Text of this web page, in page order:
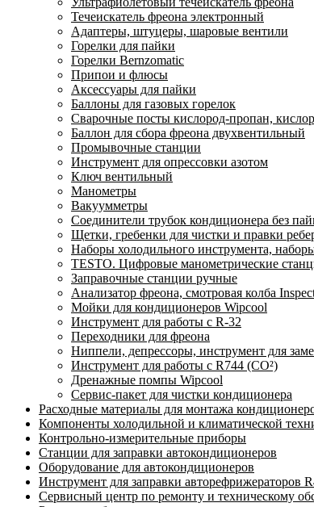
Течеискатель фреона электронный
Адаптеры, штуцеры, шаровые вентили
Горелки для пайки
Горелки Bernzomatic
Припои и флюсы
Аксессуары для пайки
Баллоны для газовых горелок
Сварочные посты кислород-пропан,
Баллон для сбора фреона двухвентильный
Промывочные станции
Инструмент для опрессовки азотом
Ключ вентильный
Манометры
Вакуумметры
Соединители трубок кондиционера без
Щетки, гребенки для чистки и правки
Наборы холодильного инструмента,
TESTO. Цифровые манометрические
Заправочные станции ручные
Анализатор фреона, смотровая колба
Мойки для кондиционеров Wipcool
Инструмент для работы с R-32
Переходники для фреона
Ниппели, депрессоры, инструмент для
Инструмент для работы с R744 (CO²)
Дренажные помпы Wipcool
Сервис-пакет для чистки кондиционера
Расходные материалы для монтажа
Компоненты холодильной и климатической
Контрольно-измерительные приборы
Станции для заправки автокондиционеров
Оборудование для автокондиционеров
Инструмент для заправки авторефрижераторов
Сервисный центр по ремонту и техническому